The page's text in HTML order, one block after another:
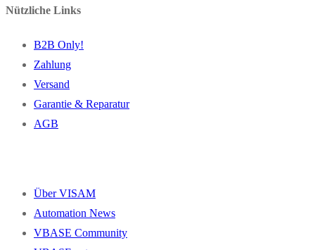
Nützliche Links
B2B Only!
Zahlung
Versand
Garantie & Reparatur
AGB
Über VISAM
Automation News
VBASE Community